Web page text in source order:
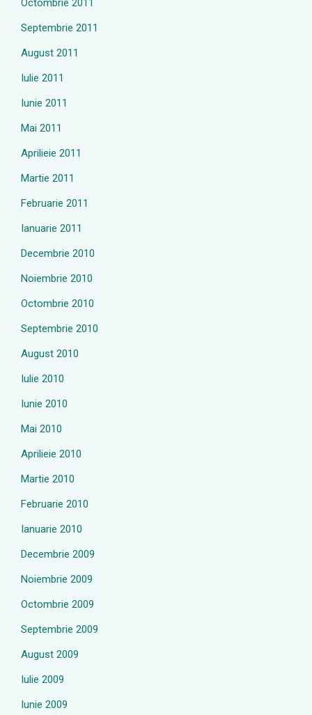
Octombrie 2011
Septembrie 2011
August 2011
Iulie 2011
Iunie 2011
Mai 2011
Aprilieie 2011
Martie 2011
Februarie 2011
Ianuarie 2011
Decembrie 2010
Noiembrie 2010
Octombrie 2010
Septembrie 2010
August 2010
Iulie 2010
Iunie 2010
Mai 2010
Aprilieie 2010
Martie 2010
Februarie 2010
Ianuarie 2010
Decembrie 2009
Noiembrie 2009
Octombrie 2009
Septembrie 2009
August 2009
Iulie 2009
Iunie 2009